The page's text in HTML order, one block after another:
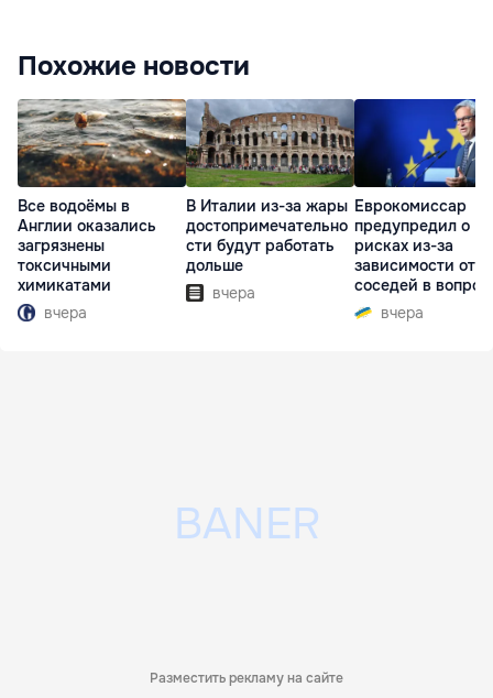
Похожие новости
Все водоёмы в
Англии оказались
загрязнены
токсичными
химикатами
вчера
В Италии из-за жары
достопримечательно
сти будут работать
дольше
вчера
Еврокомиссар
предупредил о
рисках из-за
зависимости от
соседей в
границ
вчера
Разместить рекламу на сайте